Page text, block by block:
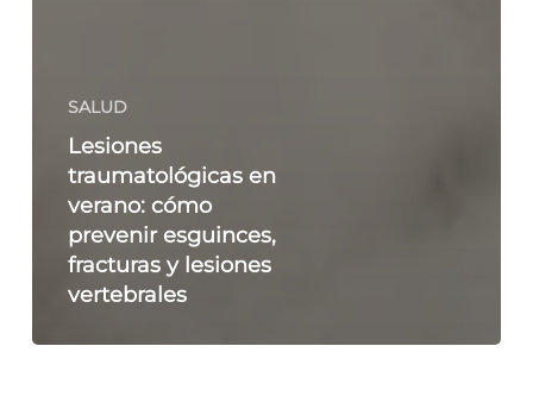
SALUD
Lesiones
traumatológicas en
verano: cómo
prevenir esguinces,
fracturas y lesiones
vertebrales